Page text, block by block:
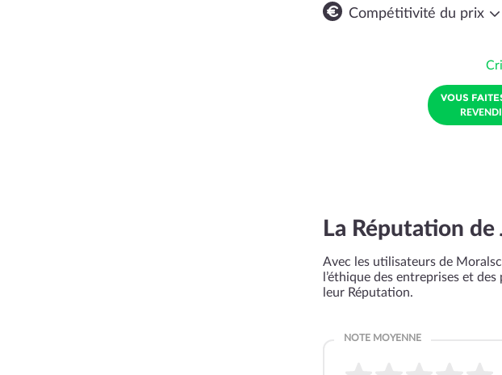
Compétitivité du prix
VOUS
La Réputation de
Avec les utilisateurs de
l’éthique des entreprises et
leur Réputation.